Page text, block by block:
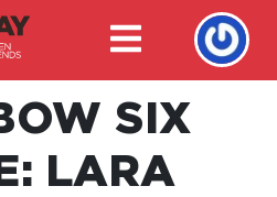
SIX
LARA